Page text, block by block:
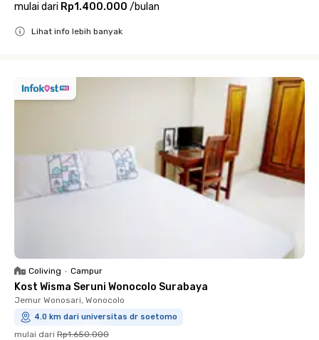
mulai dari Rp1.400.000 /bulan
Lihat info lebih banyak
Coliving • Campur
Kost Wisma Seruni Wonocolo Surabaya
Jemur Wonosari, Wonocolo
4.0 km dari universitas dr soetomo
mulai dari Rp1.650.000